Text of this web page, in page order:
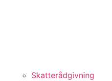
Skatterådgivning